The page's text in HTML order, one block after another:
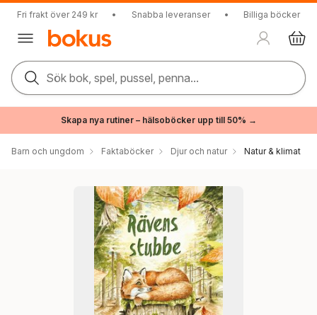
Fri frakt över 249 kr • Snabba leveranser • Billiga böcker
Sök bok, spel, pussel, penna...
Skapa nya rutiner – hälsoböcker upp till 50% →
Barn och ungdom Faktaböcker Djur och natur Natur & klimat